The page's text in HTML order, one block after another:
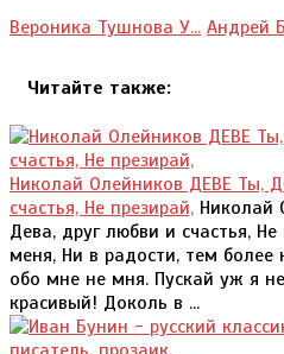
Вероника Тушнова У... Андрей
Читайте также:
Николай Олейников ДЕВЕ Ты,
счастья, Не презирай, Николай
Дева, друг любви и счастья,
меня, Ни в радости, тем более
обо мне не мня. Пускай уж я
красивый! Доколь в ...